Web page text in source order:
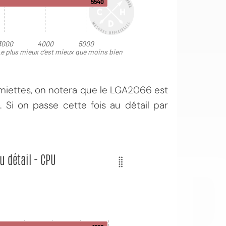
on notera que le LGA2066 est
Si on passe cette fois au détail par